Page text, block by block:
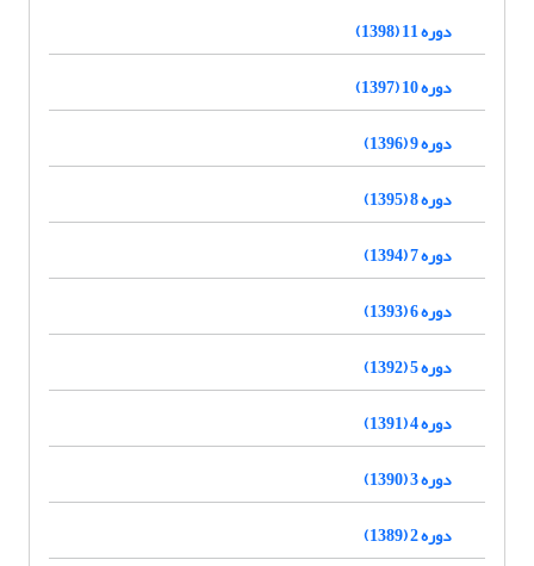
دوره 11 (1398)
دوره 10 (1397)
دوره 9 (1396)
دوره 8 (1395)
دوره 7 (1394)
دوره 6 (1393)
دوره 5 (1392)
دوره 4 (1391)
دوره 3 (1390)
دوره 2 (1389)